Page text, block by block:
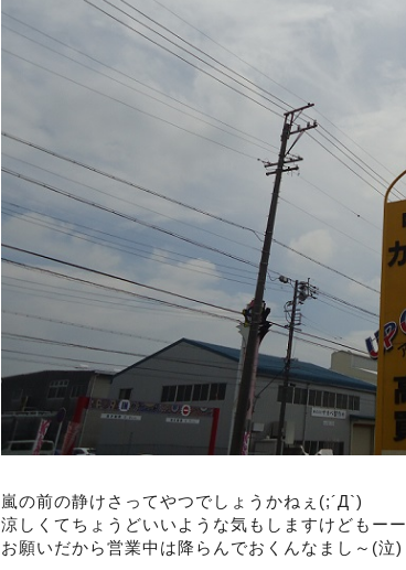
嵐の前の静けさってやつでしょうかねぇ(;´Д`)
涼しくてちょうどいいような気もしますけどもーー
お願いだから営業中は降らんでおくんなまし～(泣)